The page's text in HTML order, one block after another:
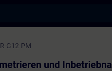
Inbetriebnahme
G12-PM
und